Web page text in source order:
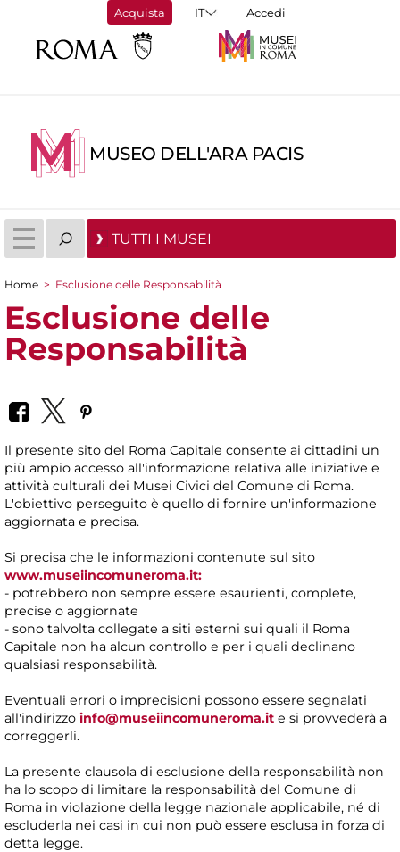
Acquista Accedi
MUSEO DELL'ARA PACIS
TUTTI I MUSEI
Tu sei qui
Home > Esclusione delle Responsabilità
Esclusione delle
Responsabilità
Il presente sito del Roma Capitale consente ai cittadini un
più ampio accesso all'informazione relativa alle iniziative e
attività culturali dei Musei Civici del Comune di Roma.
L'obiettivo perseguito è quello di fornire un'informazione
aggiornata e precisa.
Si precisa che le informazioni contenute sul sito
www.museiincomuneroma.it:
- potrebbero non sempre essere esaurienti, complete,
precise o aggiornate
- sono talvolta collegate a siti esterni sui quali il Roma
Capitale non ha alcun controllo e per i quali declinano
qualsiasi responsabilità.
Eventuali errori o imprecisioni possono essere segnalati
all'indirizzo info@museiincomuneroma.it e si provvederà a
correggerli.
La presente clausola di esclusione della responsabilità non
ha lo scopo di limitare la responsabilità del Comune di
Roma in violazione della legge nazionale applicabile, né di
escluderla nei casi in cui non può essere esclusa in forza di
detta legge.